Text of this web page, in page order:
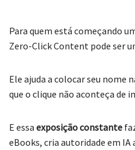
Para quem está começando
Zero-Click Content pode ser
Ele ajuda a colocar seu nome
que o clique não aconteça de
E essa exposição constante
eBooks, cria autoridade em IA